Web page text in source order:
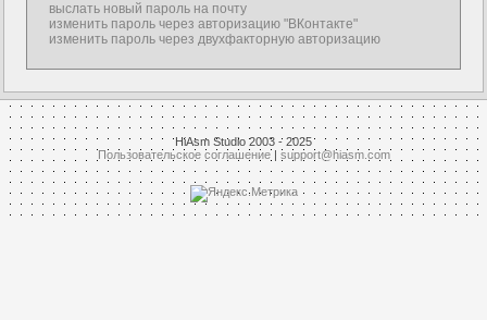
выслать новый пароль на почту
изменить пароль через авторизацию "ВКонтакте"
изменить пароль через двухфакторную авторизацию
HiAsm Studio 2003 - 2025
Пользовательское соглашение| support@hiasm.com